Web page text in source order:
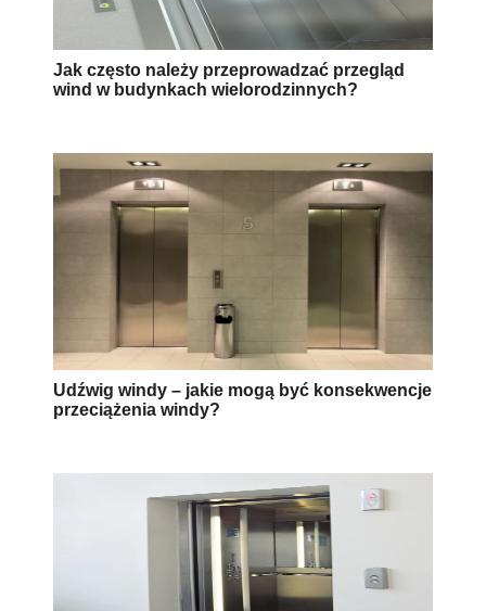
Jak często należy przeprowadzać przegląd
wind w budynkach wielorodzinnych?
Udźwig windy – jakie mogą być konsekwencje
przeciążenia windy?